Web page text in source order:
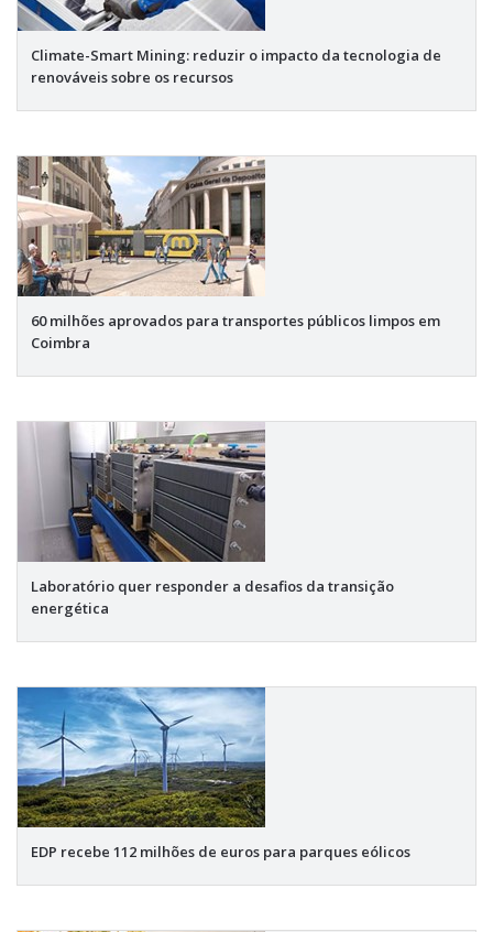
Climate-Smart Mining: reduzir o impacto da tecnologia de
renováveis sobre os recursos
60 milhões aprovados para transportes públicos limpos em
Coimbra
Laboratório quer responder a desafios da transição
energética
EDP recebe 112 milhões de euros para parques eólicos